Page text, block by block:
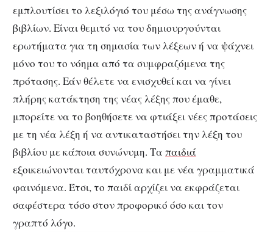
εμπλουτίσει το λεξιλόγιό του μέσω της ανάγνωσης
βιβλίων. Είναι θεμιτό να του δημιουργούνται
ερωτήματα για τη σημασία των λέξεων ή να ψάχνει
μόνο του το νόημα από τα συμφραζόμενα της
πρότασης. Εάν θέλετε να ενισχυθεί και να γίνει
πλήρης κατάκτηση της νέας λέξης που έμαθε,
μπορείτε να το βοηθήσετε να φτιάξει νέες προτάσεις
με τη νέα λέξη ή να αντικαταστήσει την λέξη του
βιβλίου με κάποια συνώνυμη. Τα παιδιά
εξοικειώνονται ταυτόχρονα και με νέα γραμματικά
φαινόμενα. Έτσι, το παιδί αρχίζει να εκφράζεται
σαφέστερα τόσο στον προφορικό όσο και τον
γραπτό λόγο.